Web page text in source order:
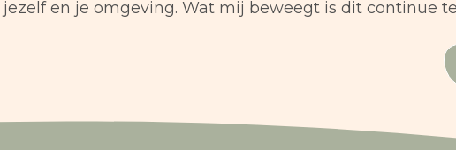
en je omgeving. Wat mij beweegt is dit continue